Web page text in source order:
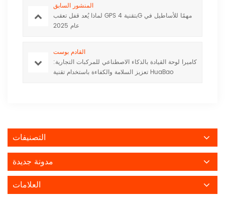
المنشور السابق
لماذا يُعد قفل تعقب GPS بتقنية 4G مهمًا للأساطيل في
عام 2025
القادم بوست
كاميرا لوحة القيادة بالذكاء الاصطناعي للمركبات التجارية:
تعزيز السلامة والكفاءة باستخدام تقنية HuaBao
التصنيفات
مدونة جديدة
العلامات